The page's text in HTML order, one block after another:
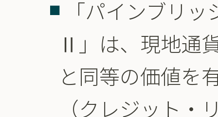
「パインブリ
Ⅱ」は、現地通
と同等の価値を
（クレジット・